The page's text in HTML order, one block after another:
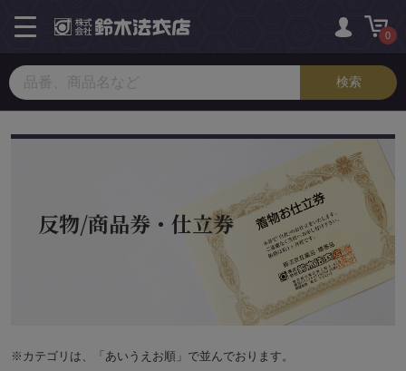
0
toggle
navigation
反物/商品券・仕立券
※カテゴリは、「あいうえお順」で並んでおります。